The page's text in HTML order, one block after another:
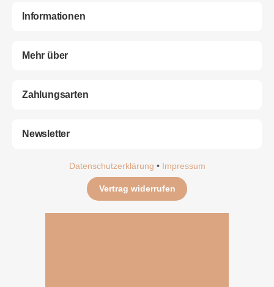
Informationen
Mehr über
Zahlungsarten
Newsletter
Datenschutzerklärung • Impressum
Vertrag widerrufen